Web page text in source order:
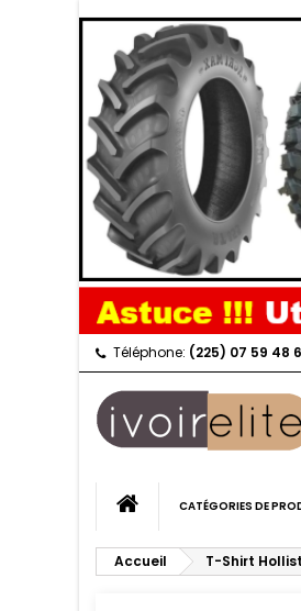
Téléphone: (225) 07 59 48
CATÉGORIES DE
Accueil T-Shirt